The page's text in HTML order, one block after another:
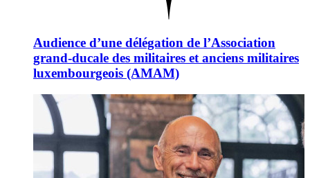
Audience d’une délégation de l’Association
grand-ducale des militaires et anciens militaires
luxembourgeois (AMAM)